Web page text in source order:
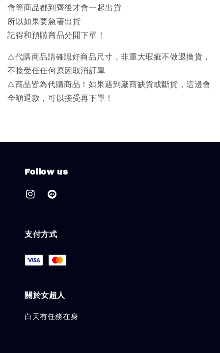
會等商品都到齊後才會一起出貨
所以如果要急著出貨
記得和預購商品分開下單！
⚠️代購商品請確認好商品尺寸，非重大瑕疵不做退換貨，
不接受任任何原因取消訂單
⚠️商品皆為代購商品！如果遇到廠商缺貨或斷貨，這邊會
全額退款，可以接受再下單！
Follow us
支付方式
關於女超人
白天有任務在身